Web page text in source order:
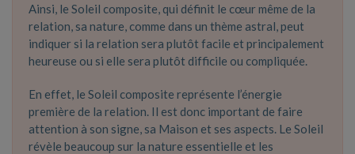
Ainsi, le Soleil composite, qui définit le cœur même de la
relation, sa nature, comme dans un thème astral, peut
indiquer si la relation sera plutôt facile et principalement
heureuse ou si elle sera plutôt difficile ou compliquée.
En effet, le Soleil composite représente l’énergie
première de la relation. Il est donc important de faire
attention à son signe, sa Maison et ses aspects. Le Soleil
révèle beaucoup sur la nature essentielle et les